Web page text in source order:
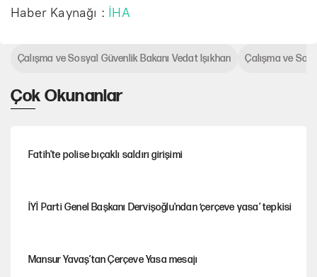
Haber Kaynağı : İHA
Çok Okunanlar
Fatih’te polise bıçaklı saldırı girişimi
İYİ Parti Genel Başkanı Dervişoğlu'ndan ‘çerçeve yasa’ tepkisi
Mansur Yavaş’tan Çerçeve Yasa mesajı
Çalışma ve Sosyal Güvenlik Bakanı Vedat Işıkhan Çalışma ve